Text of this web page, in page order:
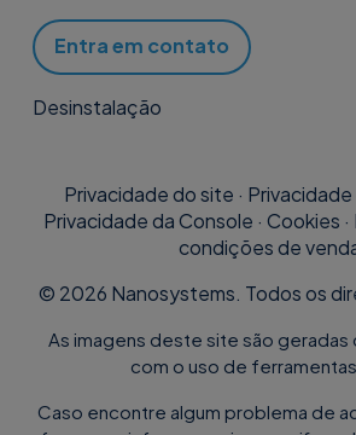
Entra em contato
Desinstalação
Privacidade do site ·
Privacidade da Console · Cookies ·
condições de
© 2026 Nanosystems. Todos os
As imagens deste site são geradas
com o uso de ferramentas
Caso encontre algum problema de